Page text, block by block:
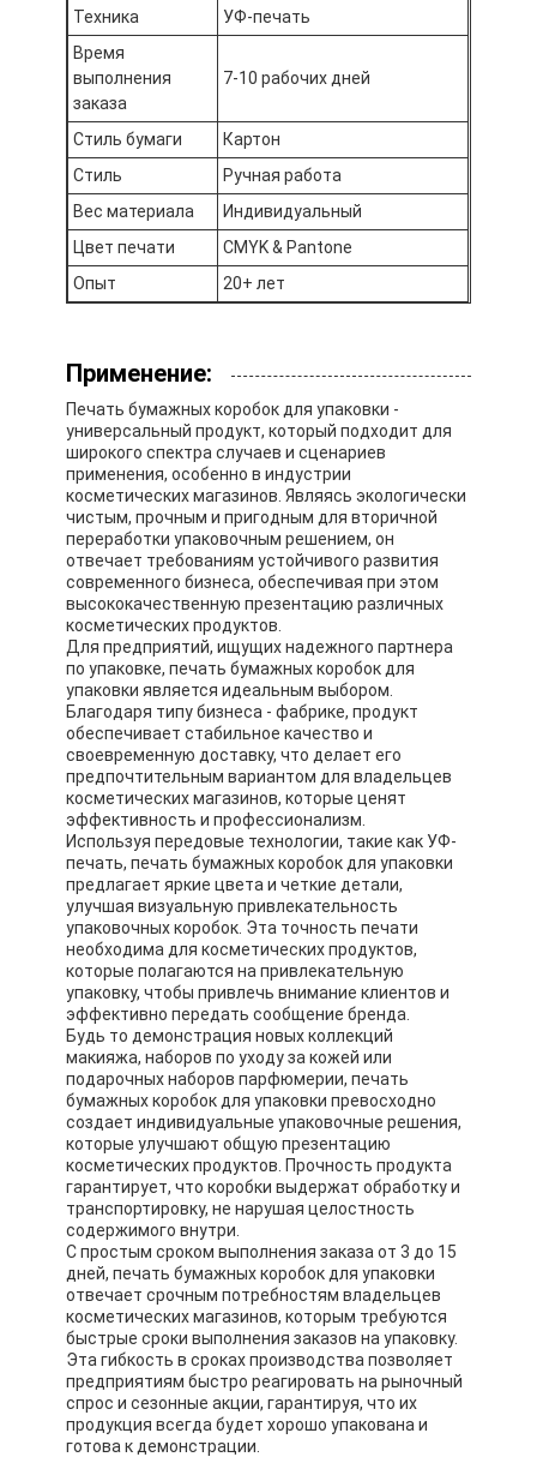
складная бумажная коробка
дисплейная коробка
Торговые вилки
Наклейка с наклейкой
Сумка лицевой маски упаковывая
Печать брошюр на заказ
Техника
УФ-печать
Время
выполнения
заказа
7-10 рабочих дней
Стиль бумаги
Картон
Стиль
Ручная работа
Вес материала
Индивидуальный
Цвет печати
CMYK & Pantone
Опыт
20+ лет
Применение:
Печать бумажных коробок для упаковки -
универсальный продукт, который подходит для
широкого спектра случаев и сценариев
применения, особенно в индустрии
косметических магазинов. Являясь экологически
чистым, прочным и пригодным для вторичной
переработки упаковочным решением, он
отвечает требованиям устойчивого развития
современного бизнеса, обеспечивая при этом
высококачественную презентацию различных
косметических продуктов.
Для предприятий, ищущих надежного партнера
по упаковке, печать бумажных коробок для
упаковки является идеальным выбором.
Благодаря типу бизнеса - фабрике, продукт
обеспечивает стабильное качество и
своевременную доставку, что делает его
предпочтительным вариантом для владельцев
косметических магазинов, которые ценят
эффективность и профессионализм.
Используя передовые технологии, такие как УФ-
печать, печать бумажных коробок для упаковки
предлагает яркие цвета и четкие детали,
улучшая визуальную привлекательность
упаковочных коробок. Эта точность печати
необходима для косметических продуктов,
которые полагаются на привлекательную
упаковку, чтобы привлечь внимание клиентов и
эффективно передать сообщение бренда.
Будь то демонстрация новых коллекций
макияжа, наборов по уходу за кожей или
подарочных наборов парфюмерии, печать
бумажных коробок для упаковки превосходно
создает индивидуальные упаковочные решения,
которые улучшают общую презентацию
косметических продуктов. Прочность продукта
гарантирует, что коробки выдержат обработку и
транспортировку, не нарушая целостность
содержимого внутри.
С простым сроком выполнения заказа от 3 до 15
дней, печать бумажных коробок для упаковки
отвечает срочным потребностям владельцев
косметических магазинов, которым требуются
быстрые сроки выполнения заказов на упаковку.
Эта гибкость в сроках производства позволяет
предприятиям быстро реагировать на рыночный
спрос и сезонные акции, гарантируя, что их
продукция всегда будет хорошо упакована и
готова к демонстрации.